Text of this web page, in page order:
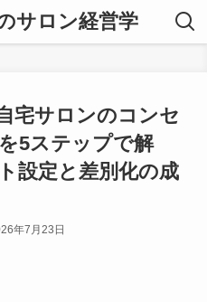
サロン経営学
宅サロンのコンセ
5ステップで解
設定と差別化の成
年7月23日